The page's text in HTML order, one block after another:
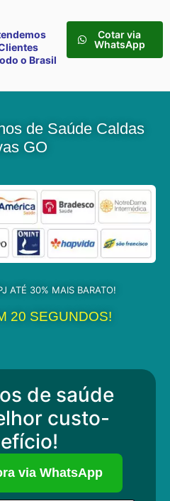
o Brasil
Cotar via
WhatsApp
de Saúde Caldas
GO
ATÉ 30% MAIS BARATO!
20 SEGUNDOS!
de saúde
custo-
via WhatsApp